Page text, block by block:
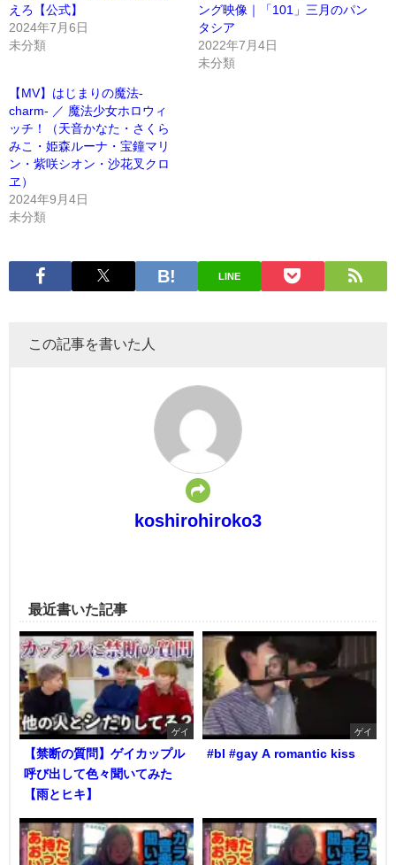
えろ【公式】
2024年7月6日
未分類
ング映像｜「101」三月のパン
タシア
2022年7月4日
未分類
【MV】はじまりの魔法-
charm- ／ 魔法少女ホロウィ
ッチ！（天音かなた・さくら
みこ・姫森ルーナ・宝鐘マリ
ン・紫咲シオン・沙花叉クロ
ヱ）
2024年9月4日
未分類
LINE
この記事を書いた人
koshirohiroko3
最近書いた記事
ゲイ
【禁断の質問】ゲイカップル
呼び出して色々聞いてみた
【雨とヒキ】
ゲイ
#bl #gay A romantic kiss